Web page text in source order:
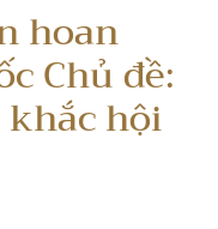
hoan
Chủ đề:
hội